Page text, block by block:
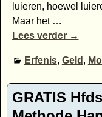
luieren, hoewel
Maar het …
Lees verder →
Erfenis, Geld ,
GRATIS